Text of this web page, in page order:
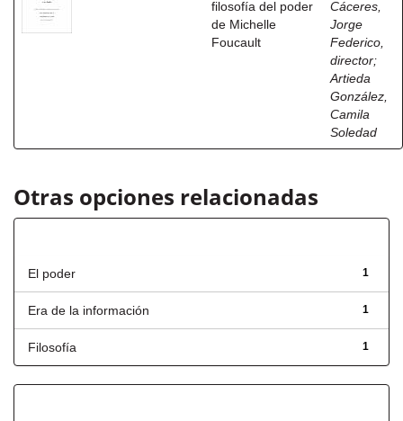
filosofía del poder
de Michelle
Foucault
Cáceres,
Jorge
Federico,
director;
Artieda
González,
Camila
Soledad
Otras opciones relacionadas
1
El poder
1
Era de la información
1
Filosofía